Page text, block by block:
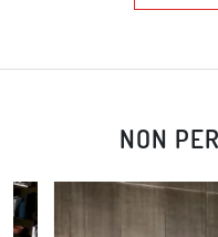
NON